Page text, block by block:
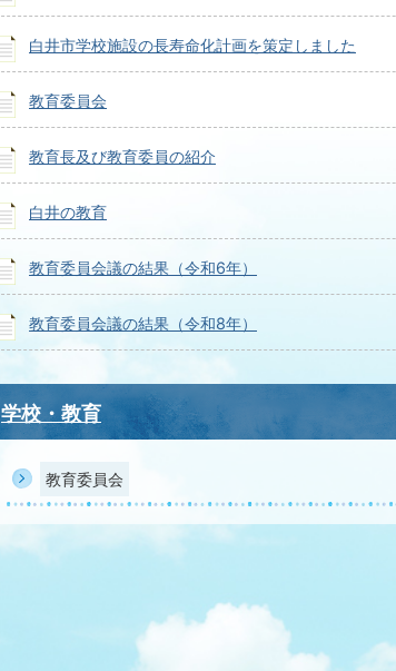
白井市学校施設の長寿命化計画を策定しました
教育委員会
教育長及び教育委員の紹介
白井の教育
教育委員会議の結果（令和6年）
教育委員会議の結果（令和8年）
学校・教育
教育委員会